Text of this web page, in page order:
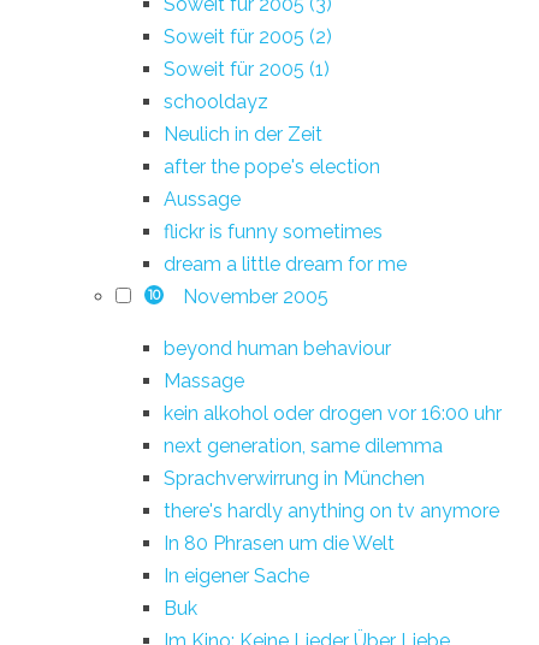
Soweit für 2005 (2)
Soweit für 2005 (1)
schooldayz
Neulich in der Zeit
after the pope's election
Aussage
flickr is funny sometimes
dream a little dream for me
10 November 2005
beyond human behaviour
Massage
kein alkohol oder drogen vor 16:00 uhr
next generation, same dilemma
Sprachverwirrung in München
there's hardly anything on tv anymore
In 80 Phrasen um die Welt
In eigener Sache
Buk